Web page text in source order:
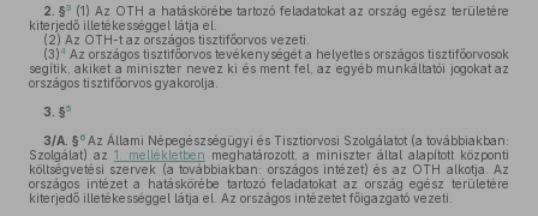
2. §3 (1) Az OTH a hatáskörébe tartozó feladatokat az ország egész területére
kiterjedő illetékességgel látja el.
(2) Az OTH-t az országos tisztifőorvos vezeti.
(3)4 Az országos tisztifőorvos tevékenységét a helyettes országos tisztifőorvosok
segítik, akiket a miniszter nevez ki és ment fel, az egyéb munkáltatói jogokat az
országos tisztifőorvos gyakorolja.
3. §5
3/A. § 6 Az Állami Népegészségügyi és Tisztiorvosi Szolgálatot (a továbbiakban:
Szolgálat) az 1. mellékletben meghatározott, a miniszter által alapított központi
költségvetési szervek (a továbbiakban: országos intézet) és az OTH alkotja. Az
országos intézet a hatáskörébe tartozó feladatokat az ország egész területére
kiterjedő illetékességgel látja el. Az országos intézetet főigazgató vezeti.